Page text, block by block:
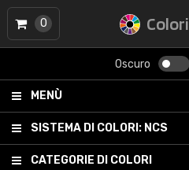
Colori
Oscuro
MENÙ
SISTEMA DI COLORI: NCS
CATEGORIE DI COLORI
0